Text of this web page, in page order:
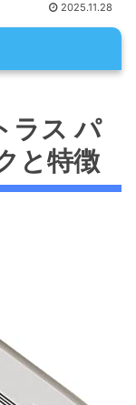
2025.11.28
本スペック
ゴルファー
と打感
プの特長
た上での活
ラス パ
と特徴